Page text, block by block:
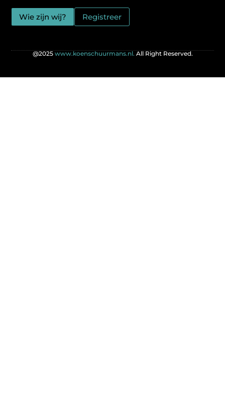
Wie zijn wij? Registreer
@2025 www.koenschuurmans.nl. All Right Reserved.